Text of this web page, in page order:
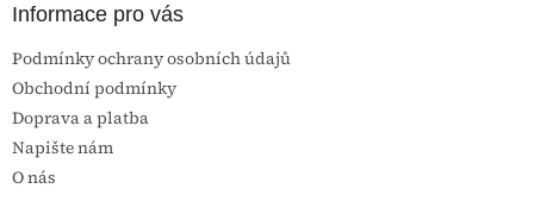
Informace pro vás
Podmínky ochrany osobních údajů
Obchodní podmínky
Doprava a platba
Napište nám
O nás